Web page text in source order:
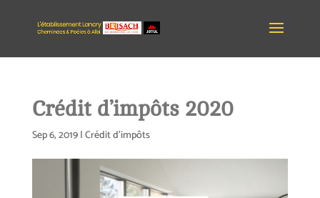
Crédit d’impôts 2020
Sep 6, 2019|Crédit d'impôts